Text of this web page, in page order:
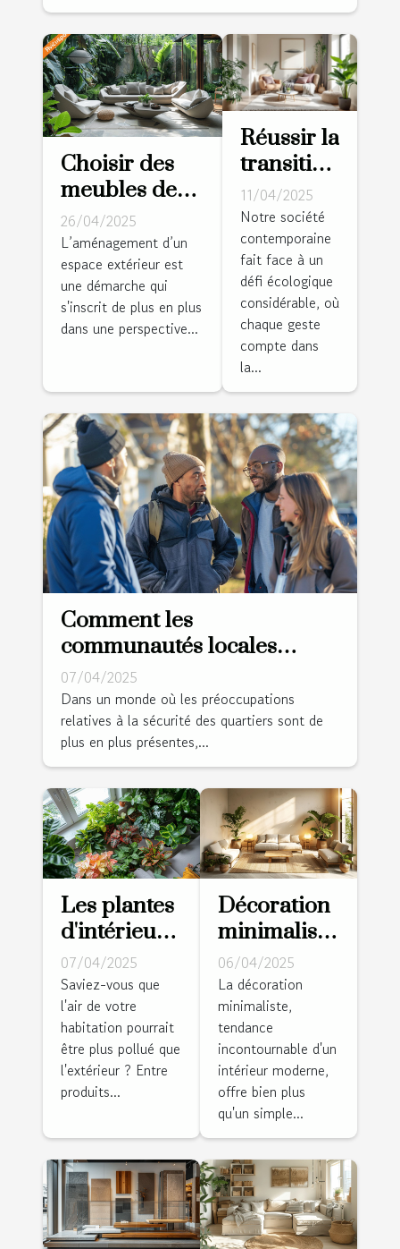
Choisir des
meubles de
jardin
durables
critères et
options pour
un
aménagement
responsable
26/04/2025
L’aménagement d’un
espace extérieur est
une démarche qui
s'inscrit de plus en plus
dans une perspective...
Réussir la
transition
vers un
intérieur
zéro
déchet
étapes et
bénéfices
11/04/2025
Notre société
contemporaine
fait face à un
défi écologique
considérable, où
chaque geste
compte dans
la...
Comment les
communautés locales
peuvent collaborer pour
améliorer la sécurité
résidentielle
07/04/2025
Dans un monde où les préoccupations
relatives à la sécurité des quartiers sont de
plus en plus présentes,...
Les plantes
d'intérieur
faciles
d'entretien
pour
purifier l'air
de votre
maison
07/04/2025
Saviez-vous que
l'air de votre
habitation pourrait
être plus pollué que
l'extérieur ? Entre
produits...
Décoration
minimaliste
pour la
maison
principes et
idées pour
un intérieur
épuré
06/04/2025
La décoration
minimaliste,
tendance
incontournable d'un
intérieur moderne,
offre bien plus
qu'un simple...